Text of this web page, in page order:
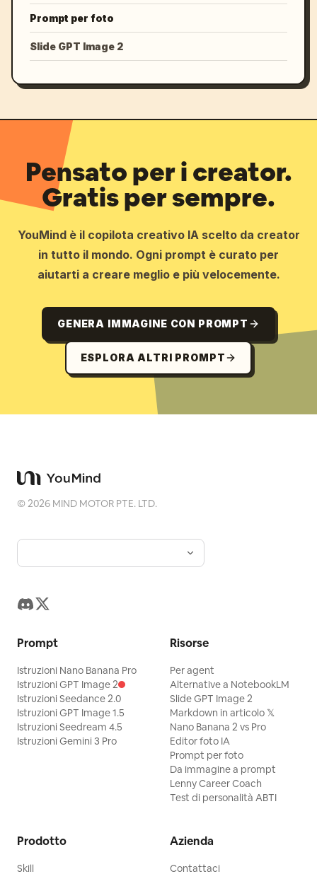
Prompt per foto
Slide GPT Image 2
Pensato per i creator.
Gratis per sempre.
YouMind è il copilota creativo IA scelto da creator
in tutto il mondo. Ogni prompt è curato per
aiutarti a creare meglio e più velocemente.
GENERA IMMAGINE CON PROMPT
ESPLORA ALTRI PROMPT
©2026 MIND MOTOR PTE. LTD.
Prompt
Istruzioni Nano Banana Pro
Istruzioni GPT Image 2
Istruzioni Seedance 2.0
Istruzioni GPT Image 1.5
Istruzioni Seedream 4.5
Istruzioni Gemini 3 Pro
Risorse
Per agent
Alternative a NotebookLM
Slide GPT Image 2
Markdown in articolo 𝕏
Nano Banana 2 vs Pro
Editor foto IA
Prompt per foto
Da immagine a prompt
Lenny Career Coach
Test di personalità ABTI
Prodotto
Skill
Azienda
Contattaci